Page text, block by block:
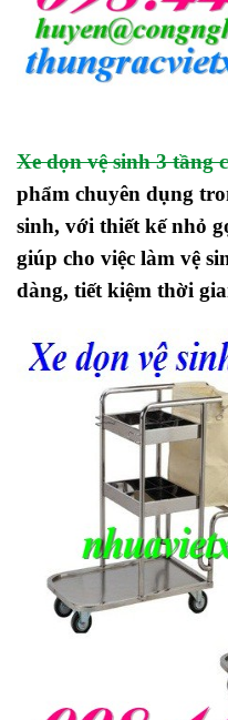
Xe dọn vệ sinh 3 tầng
phẩm chuyên dụng
sinh, với thiết kế nhỏ
giúp cho việc làm vệ
dàng, tiết kiệm thời